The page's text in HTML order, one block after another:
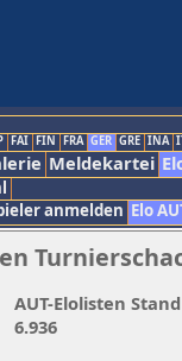
FAI FIN FRA GER GRE INA
Meldekartei
anmelden Elo
AUT-Elolisten
6.936